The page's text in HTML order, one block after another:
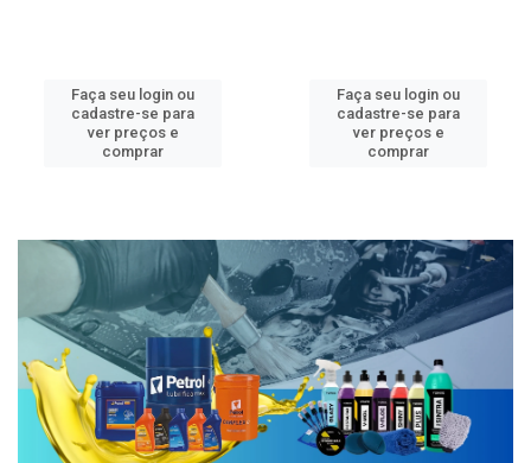
Faça seu login ou
cadastre-se para
ver preços e
comprar
Faça seu login ou
cadastre-se para
ver preços e
comprar